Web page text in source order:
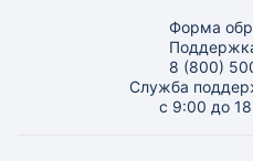
Форма
8 (800)
Служба
с 9:00 до